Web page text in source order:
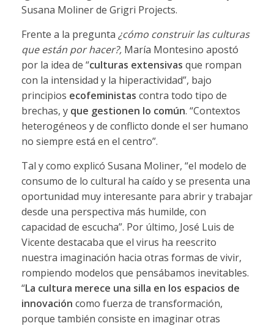
Susana Moliner de Grigri Projects.
Frente a la pregunta ¿cómo construir las culturas
que están por hacer?, María Montesino apostó
por la idea de “culturas extensivas que rompan
con la intensidad y la hiperactividad”, bajo
principios ecofeministas contra todo tipo de
brechas, y que gestionen lo común. “Contextos
heterogéneos y de conflicto donde el ser humano
no siempre está en el centro”.
Tal y como explicó Susana Moliner, “el modelo de
consumo de lo cultural ha caído y se presenta una
oportunidad muy interesante para abrir y trabajar
desde una perspectiva más humilde, con
capacidad de escucha”. Por último, José Luis de
Vicente destacaba que el virus ha reescrito
nuestra imaginación hacia otras formas de vivir,
rompiendo modelos que pensábamos inevitables.
“La cultura merece una silla en los espacios de
innovación como fuerza de transformación,
porque también consiste en imaginar otras